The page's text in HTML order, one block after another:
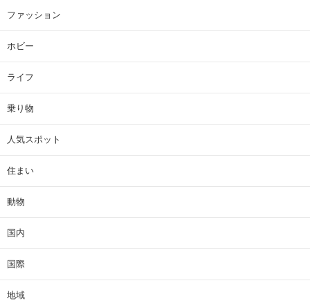
ファッション
ホビー
ライフ
乗り物
人気スポット
住まい
動物
国内
国際
地域